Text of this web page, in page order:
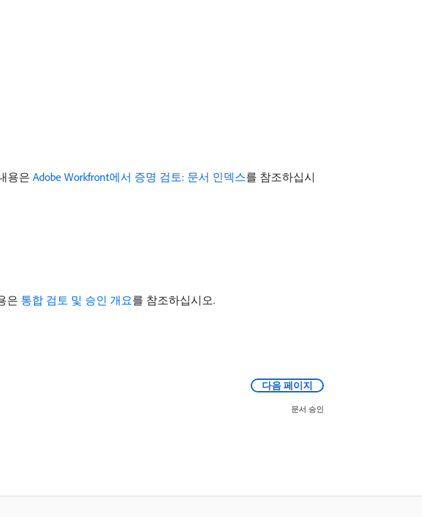
용은 Adobe Workfront에서 증명 검토: 문서 인덱스를 참조하십시
은 통합 검토 및 승인 개요를 참조하십시오.
다음 페이지
문서 승인